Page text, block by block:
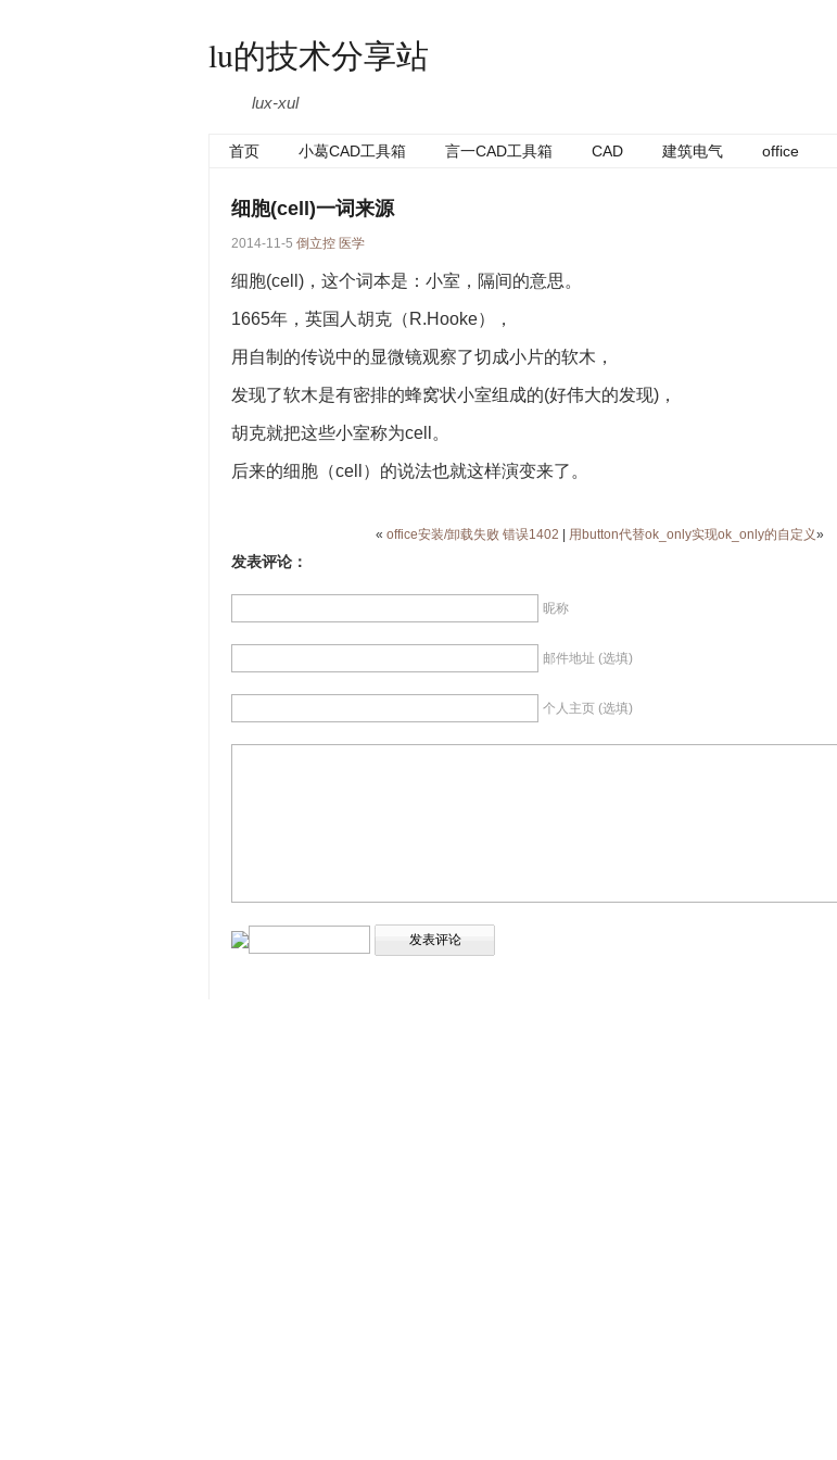
lu的技术分享站
lux-xul
首页 小葛CAD工具箱 言一CAD工具箱 CAD 建筑电气 office
细胞(cell)一词来源
2014-11-5 倒立控 医学
细胞(cell)，这个词本是：小室，隔间的意思。
1665年，英国人胡克（R.Hooke），
用自制的传说中的显微镜观察了切成小片的软木，
发现了软木是有密排的蜂窝状小室组成的(好伟大的发现)，
胡克就把这些小室称为cell。
后来的细胞（cell）的说法也就这样演变来了。
« office安装/卸载失败 错误1402 用button代替ok_only实现ok_only的自定义»
发表评论：
昵称
邮件地址 (选填)
个人主页 (选填)